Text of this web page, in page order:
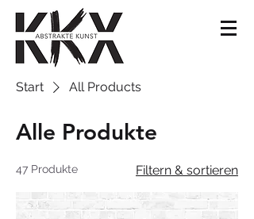
Start All Products
Alle Produkte
47 Produkte Filtern & sortieren